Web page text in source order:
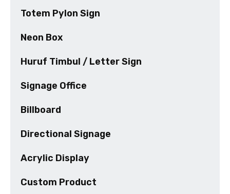
Totem Pylon Sign
Neon Box
Huruf Timbul / Letter Sign
Signage Office
Billboard
Directional Signage
Acrylic Display
Custom Product